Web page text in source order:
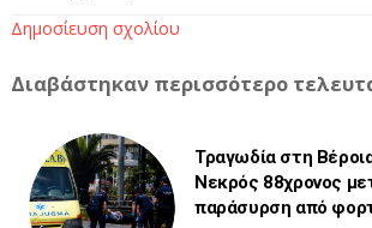
Δημοσίευση σχολίου
Διαβάστηκαν περισσότερο
Τραγωδία στη
Νεκρός 88χρονος
παράσυρση από